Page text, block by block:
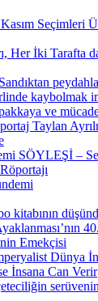
Seçimleri
Her İki Tarafta
kaybolmak
ve
Taylan
SÖYLEŞİ –
kitabının
Emekçisi
Dünya
İnsana Can Verir